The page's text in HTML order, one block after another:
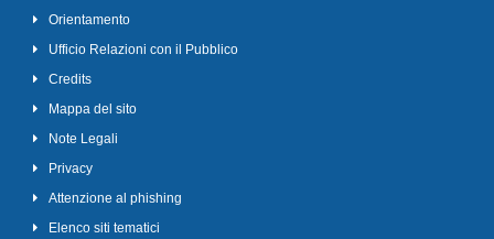
Orientamento
Ufficio Relazioni con il Pubblico
Credits
Mappa del sito
Note Legali
Privacy
Attenzione al phishing
Elenco siti tematici